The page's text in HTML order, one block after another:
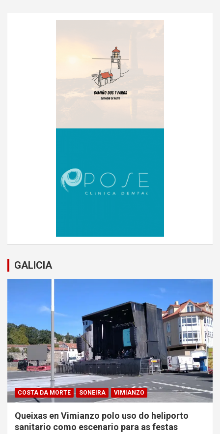
GALICIA
COSTA DA MORTE SONEIRA VIMIANZO
Queixas en Vimianzo polo uso do heliporto
sanitario como escenario para as festas